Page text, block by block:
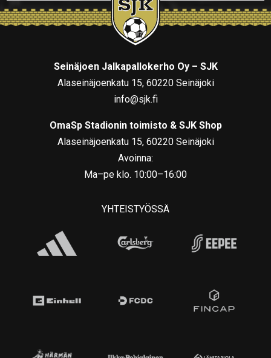
Seinäjoen Jalkapallokerho Oy – SJK
Alaseinäjoenkatu 15, 60220 Seinäjoki
info@sjk.fi
OmaSp Stadionin toimisto & SJK Shop
Alaseinäjoenkatu 15, 60220 Seinäjoki
Avoinna:
Ma–pe klo. 10:00–16:00
YHTEISTYÖSSÄ